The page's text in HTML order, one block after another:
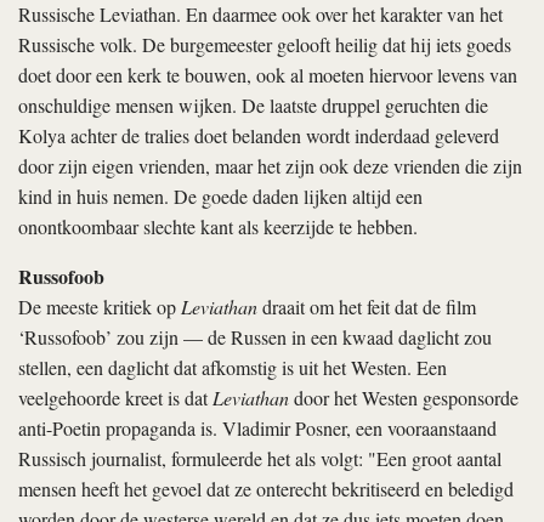
Russische Leviathan. En daarmee ook over het karakter van het
Russische volk. De burgemeester gelooft heilig dat hij iets goeds
doet door een kerk te bouwen, ook al moeten hiervoor levens van
onschuldige mensen wijken. De laatste druppel geruchten die
Kolya achter de tralies doet belanden wordt inderdaad geleverd
door zijn eigen vrienden, maar het zijn ook deze vrienden die zijn
kind in huis nemen. De goede daden lijken altijd een
onontkoombaar slechte kant als keerzijde te hebben.
Russofoob
De meeste kritiek opLeviathandraait om het feit dat de film
‘Russofoob’ zou zijn — de Russen in een kwaad daglicht zou
stellen, een daglicht dat afkomstig is uit het Westen. Een
veelgehoorde kreet is datLeviathandoor het Westen gesponsorde
anti-Poetin propaganda is. Vladimir Posner, een vooraanstaand
Russisch journalist, formuleerde het als volgt: "Een groot aantal
mensen heeft het gevoel dat ze onterecht bekritiseerd en beledigd